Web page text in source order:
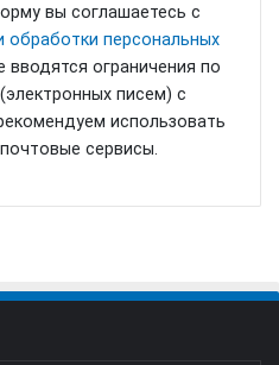
вы соглашаетесь с
обработки персональных
вводятся ограничения по
писем) с
использовать
сервисы.